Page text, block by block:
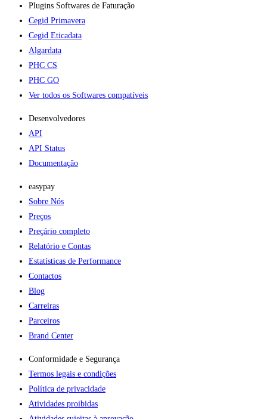
Plugins Softwares de Faturação​
Cegid Primavera
Cegid Eticadata
Algardata
PHC CS
PHC GO
Ver todos os Softwares compatíveis
Desenvolvedores
API
API Status
Documentação
easypay
Sobre Nós
Preços
Preçário completo
Relatório e Contas
Estatísticas de Performance
Contactos
Blog
Carreiras
Parceiros
Brand Center
Conformidade e Segurança
Termos legais e condições
Política de privacidade
Atividades proibidas